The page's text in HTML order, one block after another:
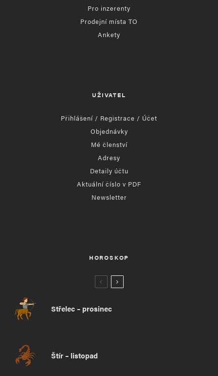
Pro inzerenty
Prodejní místa TO
Ankety
UŽIVATEL
Přihlášení / Registrace / Účet
Objednávky
Mé členství
Adresy
Detaily účtu
Aktuální číslo v PDF
Newsletter
HOROSKOP
Střelec – prosinec
Štír – listopad